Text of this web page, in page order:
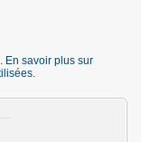
En savoir plus sur
.